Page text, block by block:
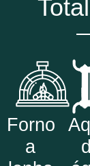
Forno
a